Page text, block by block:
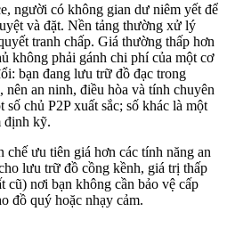
người có không gian dư niêm yết để
và đặt. Nền tảng thường xử lý
tranh chấp. Giá thường thấp hơn
không phải gánh chi phí của một cơ
bạn đang lưu trữ đồ đạc trong
an ninh, điều hòa và tính chuyên
chủ P2P xuất sắc; số khác là một
định kỹ.
chế ưu tiên giá hơn các tính năng an
lưu trữ đồ cồng kềnh, giá trị thấp
cũ) nơi bạn không cần bảo vệ cấp
đồ quý hoặc nhạy cảm.